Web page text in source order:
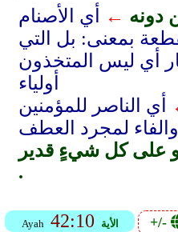
دونه ←
أي الأصنام
بمعنى: بل التي
أي ليس المتخذون
أولياء
أي الناصر للمؤمنين
والفاء لمجرد العطف
على كل شيءٍ قدير }
.
Ayah 42:10 الأية +/-